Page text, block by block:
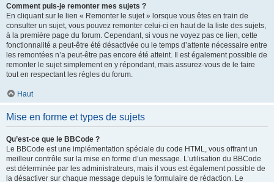
Comment puis-je remonter mes sujets ?
En cliquant sur le lien « Remonter le sujet » lorsque vous êtes en train de
consulter un sujet, vous pouvez remonter celui-ci en haut de la liste des sujets,
à la première page du forum. Cependant, si vous ne voyez pas ce lien, cette
fonctionnalité a peut-être été désactivée ou le temps d’attente nécessaire entre
les remontées n’a peut-être pas encore été atteint. Il est également possible de
remonter le sujet simplement en y répondant, mais assurez-vous de le faire
tout en respectant les règles du forum.
Haut
Mise en forme et types de sujets
Qu’est-ce que le BBCode ?
Le BBCode est une implémentation spéciale du code HTML, vous offrant un
meilleur contrôle sur la mise en forme d’un message. L’utilisation du BBCode
est déterminée par les administrateurs, mais il vous est également possible de
la désactiver sur chaque message depuis le formulaire de rédaction. Le